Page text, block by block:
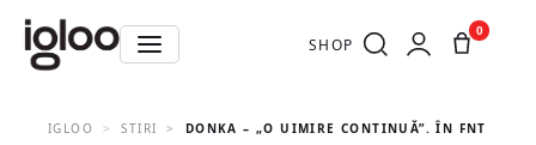
SHOP
0
IGLOO STIRI DONKA – „O UIMIRE CONTINUĂ”. ÎN FNT